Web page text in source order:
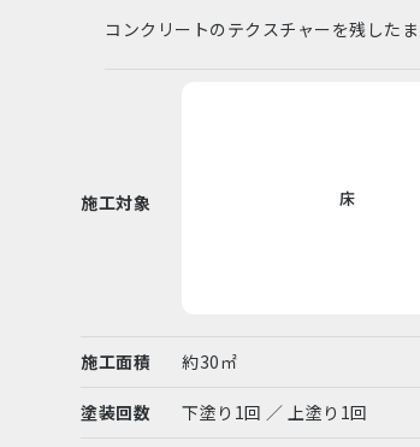
コンクリートのテクスチャーを残した
施工対象 床
施工面積 約30㎡
塗装回数 下塗り1回 ／ 上塗り1回